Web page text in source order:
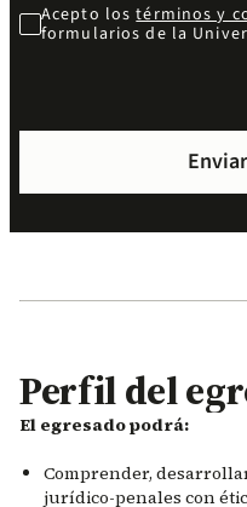
Acepto lostérminos y
formularios de la
Perfil del
El egresado podrá:
Comprender,
jurídico-penales con